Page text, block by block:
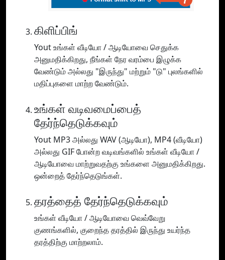
கிளிப்பிங்
Yout உங்கள் வீடியோ / ஆடியோவை செதுக்க
அனுமதிக்கிறது, நீங்கள் நேர வரம்பை இழுக்க
வேண்டும் அல்லது "இருந்து" மற்றும் "டு" புலங்களில்
மதிப்புகளை மாற்ற வேண்டும்.
உங்கள் வடிவமைப்பைத்
தேர்ந்தெடுக்கவும்
Yout MP3 அல்லது WAV (ஆடியோ), MP4 (வீடியோ)
அல்லது GIF போன்ற வடிவங்களில் உங்கள் வீடியோ /
ஆடியோவை மாற்றுவதற்கு உங்களை அனுமதிக்கிறது.
ஒன்றைத் தேர்ந்தெடுங்கள்.
தரத்தைத் தேர்ந்தெடுக்கவும்
உங்கள் வீடியோ / ஆடியோவை வெவ்வேறு
குணங்களில், குறைந்த தரத்தில் இருந்து உயர்ந்த
தரத்திற்கு மாற்றலாம்.